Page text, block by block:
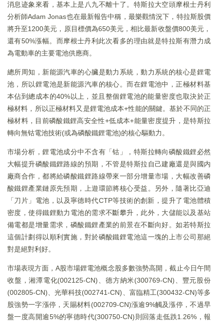
消息迹象來看，基本上是八九不離十了。特斯拉大空頭摩根士丹利
分析師Adam Jonas也在最新報告中稱，最樂觀情況下，特拉斯股價
將升至1200美元，原目標價為650美元，相比最新收盤價800美元，
還有50%漲幅。而摩根士丹利此次看多的理由就是特拉斯有潛力成
為電動車的主要電池供應商。
總所周知，新能源汽車的心臟是動力系統，動力系統的核心是鋰電
池，所以鋰電池是新能源汽車的核心。而在鋰電池中，正極材料基
本佔到總成本的40%以上，並且整個鋰電池的能量密度也取決於正
極材料，所以正極材料又是鋰電池成本+性能的關鍵。基於不同的正
極材料，目前磷酸鐵鋰高安全性+低成本+能量密度提升，是特斯拉
轉向無钴電池技術(或為磷酸鐵鋰電池)的核心驅動力。
市場分析，鋰電池成分中不含有「钴」，特斯拉轉向磷酸鐵鋰必然
大幅提升磷酸鐵鋰路線的預期，不管是特斯拉自己建廠還是與國内
廠商合作，都將給磷酸鐵鋰路線帶來一部分增量市場，大幅改善磷
酸鐵鋰產業鏈原先預期，上遊環節將核心受益。另外，隨著比亞迪
「刀片」電池，以及寧德時代CTP等技術的創新，提升了電池體積
密度，使得鐵鋰動力電池的需求不斷攀升，此外，大儲能以及基站
備電都是增量需求，磷酸鐵鋰產業的前景在不斷向好。如若特斯拉
這個計劃得以順利實施，對於磷酸鐵鋰電池這一塊的上市公司那絕
對是絕對利好。
市場表現方面，A股市場鋰電池概念股多數強勢高開，截止今日午間
收盤，湘潭電化(002125-CN)、德方納米(300769-CN)、豐元股份
(002805-CN)、光華科技(002741-CN)、富臨精工(300432-CN)等多
股強勢一字漲停，天賜材料(002709-CN)漲逾9%觸及漲停，不過早
盤一度高開逾5%的寧德時代(300750-CN)則回落走低跌1.26%，報